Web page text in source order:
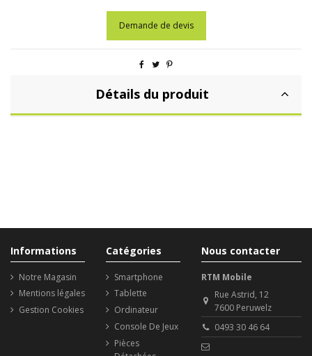
Demande de devis
Détails du produit
Informations
Notre Magasin
Mentions légales
Gestion Cookies
Catégories
Smartphone
Tablette
Ordinateur
Console De Jeux
Pièces
Nous contacter
RTM Mobile
Rue Astrid, 12
7600 Peruwelz
0493 30 46 64